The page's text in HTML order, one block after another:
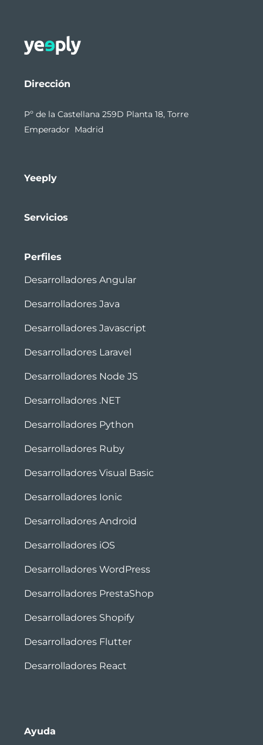
Dirección
Pº de la Castellana 259D Planta 18, Torre
Emperador Madrid
Yeeply
Servicios
Perfiles
Desarrolladores Angular
Desarrolladores Java
Desarrolladores Javascript
Desarrolladores Laravel
Desarrolladores Node JS
Desarrolladores .NET
Desarrolladores Python
Desarrolladores Ruby
Desarrolladores Visual Basic
Desarrolladores Ionic
Desarrolladores Android
Desarrolladores iOS
Desarrolladores WordPress
Desarrolladores PrestaShop
Desarrolladores Shopify
Desarrolladores Flutter
Desarrolladores React
Ayuda